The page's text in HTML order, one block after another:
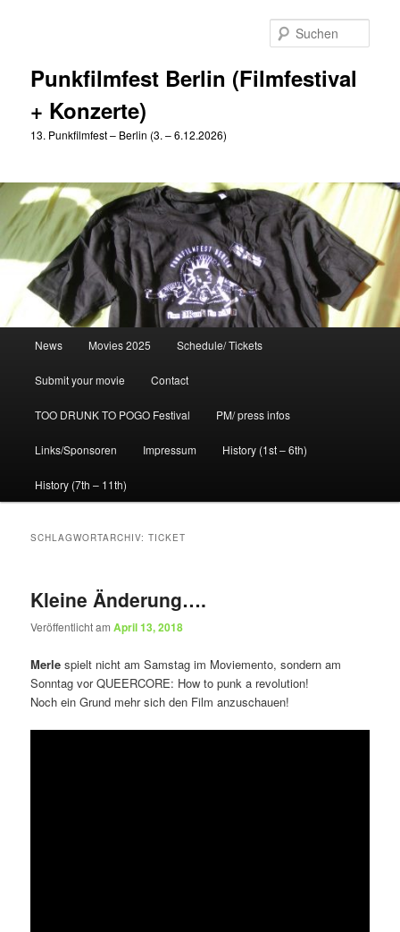
Punkfilmfest Berlin (Filmfestival
+ Konzerte)
13. Punkfilmfest – Berlin (3. – 6.12.2026)
News Movies 2025 Schedule/ Tickets
Submit your movie Contact
TOO DRUNK TO POGO Festival PM/ press infos
Links/Sponsoren Impressum History (1st – 6th)
History (7th – 11th)
SCHLAGWORTARCHIV:TICKET
Kleine Änderung….
Veröffentlicht amApril 13, 2018
Merle spielt nicht am Samstag im Moviemento, sondern am
Sonntag vor QUEERCORE: How to punk a revolution!
Noch ein Grund mehr sich den Film anzuschauen!